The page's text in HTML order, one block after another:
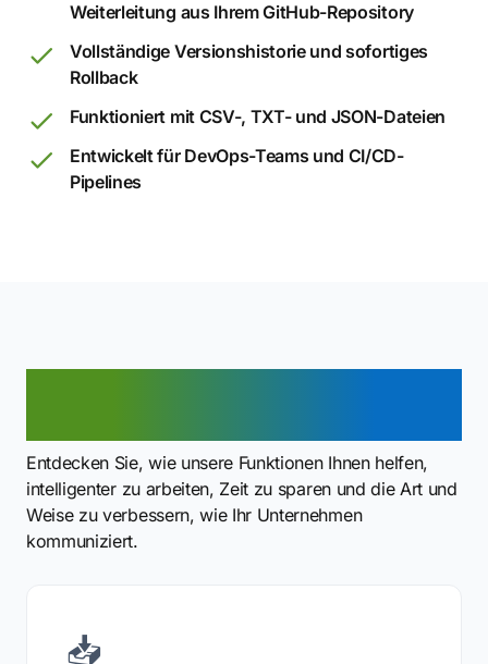
Weiterleitung aus Ihrem GitHub-Repository
Vollständige Versionshistorie und sofortiges
Rollback
Funktioniert mit CSV-, TXT- und JSON-Dateien
Entwickelt für DevOps-Teams und CI/CD-
Pipelines
Entdecken Sie, wie unsere Funktionen Ihnen helfen,
intelligenter zu arbeiten, Zeit zu sparen und die Art und
Weise zu verbessern, wie Ihr Unternehmen
kommuniziert.
📥